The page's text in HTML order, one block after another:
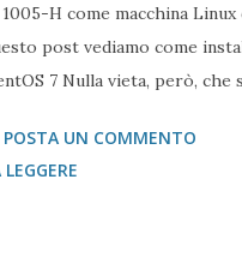
1005-H come macchina
post vediamo come
7 Nulla vieta, però, che
POSTA UN COMMENTO